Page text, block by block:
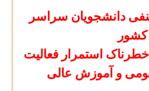
دانشجویان سراسر
کشور
استمرار فعالیت
و آموزش عالی